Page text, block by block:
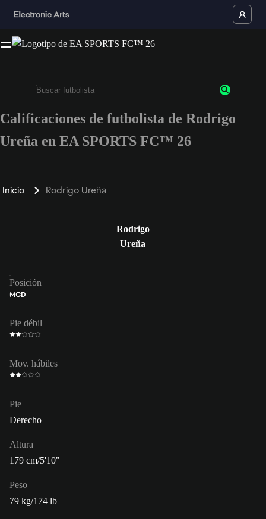
Ingresa un mínimo de 3 caracteres o números
Calificaciones de futbolista de Rodrigo
Ureña en EA SPORTS FC™ 26
Inicio Rodrigo Ureña
Rodrigo
Ureña
Posición
MCD
Pie débil
Mov. hábiles
Pie
Derecho
Altura
179 cm/5'10"
Peso
79 kg/174 lb